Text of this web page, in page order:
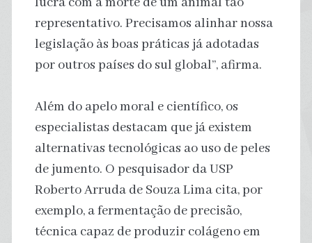
representativo. Precisamos alinhar nossa
legislação às boas práticas já adotadas
por outros países do sul global”, afirma.
Além do apelo moral e científico, os
especialistas destacam que já existem
alternativas tecnológicas ao uso de peles
de jumento. O pesquisador da USP
Roberto Arruda de Souza Lima cita, por
exemplo, a fermentação de precisão,
técnica capaz de produzir colágeno em